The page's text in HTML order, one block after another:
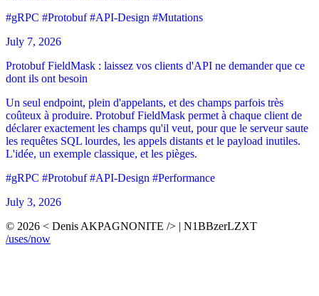
#gRPC #Protobuf#API-Design #Mutations
July 7, 2026
Protobuf FieldMask : laissez vos clients d'API ne demander que ce
dont ils ont besoin
Un seul endpoint, plein d'appelants, et des champs parfois très
coûteux à produire. Protobuf FieldMask permet à chaque client de
déclarer exactement les champs qu'il veut, pour que le serveur saute
les requêtes SQL lourdes, les appels distants et le payload inutiles.
L'idée, un exemple classique, et les pièges.
#gRPC #Protobuf#API-Design #Performance
July 3, 2026
© 2026 < Denis AKPAGNONITE /> | N1BBzerLZXT
/uses/now